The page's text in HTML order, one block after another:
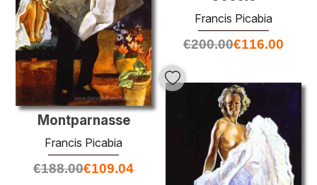
Francis Picabia
€200.00€116.00
Montparnasse
Francis Picabia
€188.00€109.04